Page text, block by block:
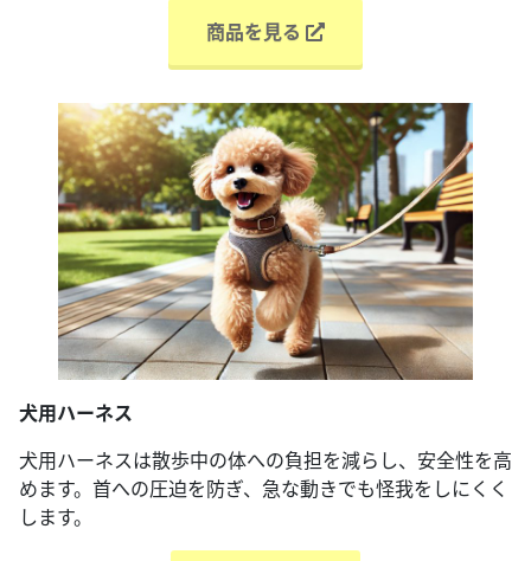
商品を見る
犬用ハーネス
犬用ハーネスは散歩中の体への負担を減らし、安全性を高
めます。首への圧迫を防ぎ、急な動きでも怪我をしにくく
します。